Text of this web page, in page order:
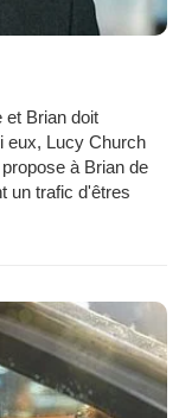
et Brian doit
eux, Lucy Church
à Brian de
un trafic d'êtres